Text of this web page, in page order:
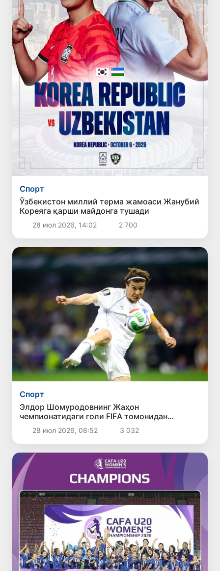
Спорт
Ўзбекистон миллий терма жамоаси Жанубий
Кореяга қарши майдонга тушади
28 июл 2026, 14:02 2 700
Спорт
Элдор Шомуродовнинг Жаҳон
чемпионатидаги голи FIFА томонидан
ўтказилган “Турнирнинг энг чиройли голи”
сўровномасида иккинчи ўринни эгаллади
28 июл 2026, 08:52 3 032